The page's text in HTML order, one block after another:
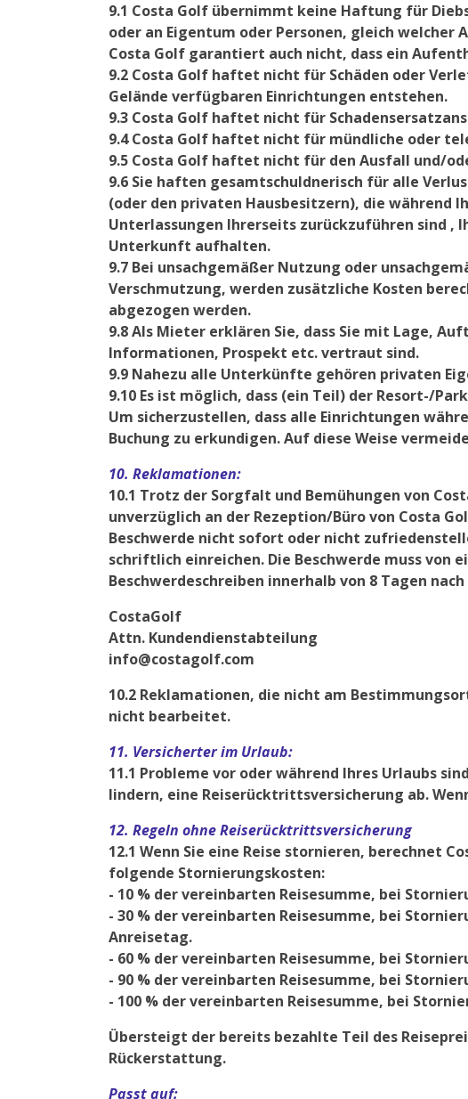
9.1 Costa Golf übernimmt keine Haftung für
oder an Eigentum oder Personen, gleich
Costa Golf garantiert auch nicht, dass ein
9.2 Costa Golf haftet nicht für Schäden oder
Gelände verfügbaren Einrichtungen entstehen.
9.3 Costa Golf haftet nicht für
9.4 Costa Golf haftet nicht für mündliche oder
9.5 Costa Golf haftet nicht für den Ausfall und/
9.6 Sie haften gesamtschuldnerisch für alle
(oder den privaten Hausbesitzern), die während
Unterlassungen Ihrerseits zurückzuführen sind ,
Unterkunft aufhalten.
9.7 Bei unsachgemäßer Nutzung oder
Verschmutzung, werden zusätzliche Kosten
abgezogen werden.
9.8 Als Mieter erklären Sie, dass Sie mit Lage,
Informationen, Prospekt etc. vertraut sind.
9.9 Nahezu alle Unterkünfte gehören privaten
9.10 Es ist möglich, dass (ein Teil) der Resort-/
Um sicherzustellen, dass alle Einrichtungen
Buchung zu erkundigen. Auf diese Weise
10. Reklamationen:
10.1 Trotz der Sorgfalt und Bemühungen von
unverzüglich an der Rezeption/Büro von Costa
Beschwerde nicht sofort oder nicht
schriftlich einreichen. Die Beschwerde muss von
Beschwerdeschreiben innerhalb von 8 Tagen
CostaGolf
Attn. Kundendienstabteilung
info@costagolf.com
10.2 Reklamationen, die nicht am
nicht bearbeitet.
11. Versicherter im Urlaub:
11.1 Probleme vor oder während Ihres Urlaubs
lindern, eine Reiserücktrittsversicherung ab.
12. Regeln ohne Reiserücktrittsversicherung
12.1 Wenn Sie eine Reise stornieren, berechnet
folgende Stornierungskosten:
- 10 % der vereinbarten Reisesumme, bei
- 30 % der vereinbarten Reisesumme, bei
Anreisetag.
- 60 % der vereinbarten Reisesumme, bei
- 90 % der vereinbarten Reisesumme, bei
- 100 % der vereinbarten Reisesumme, bei
Übersteigt der bereits bezahlte Teil des
Rückerstattung.
Passt auf: